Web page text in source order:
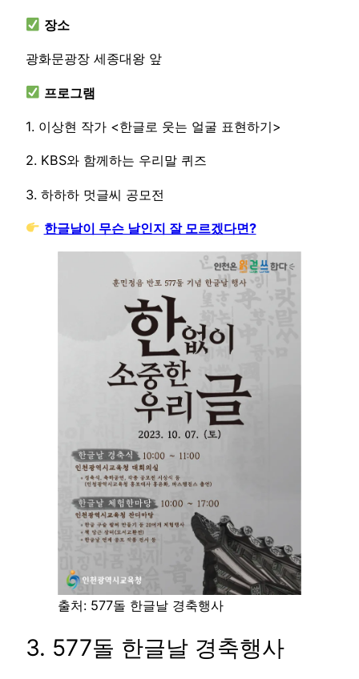
장소
광화문광장 세종대왕 앞
프로그램
1. 이상현 작가 <한글로 웃는 얼굴 표현하기>
2. KBS와 함께하는 우리말 퀴즈
3. 하하하 멋글씨 공모전
한글날이 무슨 날인지 잘 모르겠다면?
출처: 577돌 한글날 경축행사
3. 577돌 한글날 경축행사